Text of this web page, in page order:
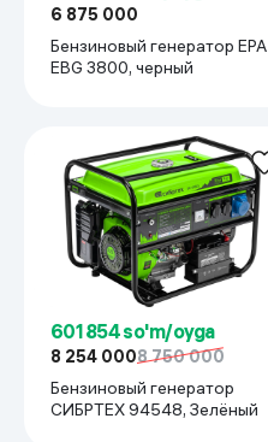
6 875 000
Бензиновый генератор EPA
EBG 3800, черный
601 854 so'm/oyga
8 254 0008 750 000
Бензиновый генератор
СИБРТЕХ 94548, Зелёный